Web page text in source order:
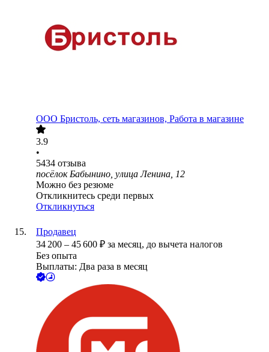
ООО Бристоль, сеть магазинов, Работа в магазине
3.9
•
5434 отзыва
посёлок Бабынино, улица Ленина, 12
Можно без резюме
Откликнитесь среди первых
Откликнуться
Продавец
34 200 – 45 600 ₽ за месяц, до вычета налогов
Без опыта
Выплаты: Два раза в месяц